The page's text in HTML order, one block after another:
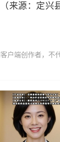
来源：定兴
户端创作者，不